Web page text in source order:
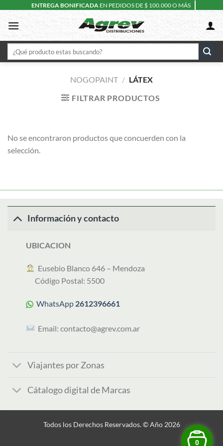
content
ENTREGA BONIFICADA EN PEDIDOS DE $ 100.000 O MÁS
Buscar
por:
NOGOPAINT / LÁTEX
FILTRAR PRODUCTOS
No se encontraron productos que concuerden con la
selección.
Información y contacto
UBICACION
︎ Eusebio Blanco 646 – Mendoza
Código Postal: 5500
WhatsApp 2612396661
Email:contacto@agrev.com.ar
Viajantes por Zonas
Cátalogo digital de Marcas
Todos los Derechos Reservados. © Año 2026
0